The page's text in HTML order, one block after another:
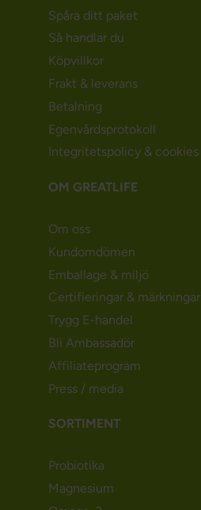
Spåra ditt paket
Så handlar du
Köpvillkor
Frakt & leverans
Betalning
Egenvårdsprotokoll
Integritetspolicy & cookies
OM GREATLIFE
Om oss
Kundomdömen
Emballage & miljö
Certifieringar & märkningar
Trygg E-handel
Bli Ambassadör
Affiliateprogram
Press / media
SORTIMENT
Probiotika
Magnesium